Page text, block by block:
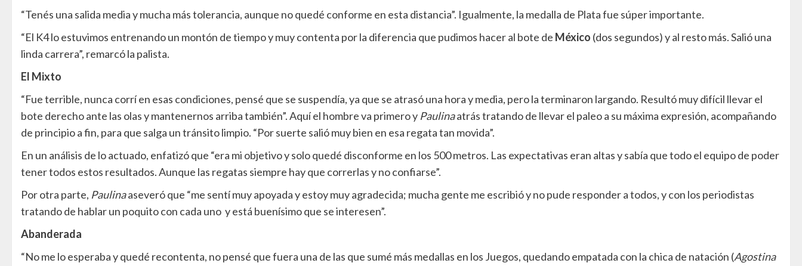
“Tenés una salida media y mucha más tolerancia, aunque no quedé conforme en esta distancia”. Igualmente, la medalla de Plata fue súper importante.
“El K4 lo estuvimos entrenando un montón de tiempo y muy contenta por la diferencia que pudimos hacer al bote de México (dos segundos) y al resto más. Salió una
linda carrera”, remarcó la palista.
El Mixto
“Fue terrible, nunca corrí en esas condiciones, pensé que se suspendía, ya que se atrasó una hora y media, pero la terminaron largando. Resultó muy difícil llevar el
bote derecho ante las olas y mantenernos arriba también”. Aquí el hombre va primero y Paulinaatrás tratando de llevar el paleo a su máxima expresión, acompañando
de principio a fin, para que salga un tránsito limpio. “Por suerte salió muy bien en esa regata tan movida”.
En un análisis de lo actuado, enfatizó que “era mi objetivo y solo quedé disconforme en los 500 metros. Las expectativas eran altas y sabía que todo el equipo de poder
tener todos estos resultados. Aunque las regatas siempre hay que correrlas y no confiarse”.
Por otra parte, Paulinaaseveró que “me sentí muy apoyada y estoy muy agradecida; mucha gente me escribió y no pude responder a todos, y con los periodistas
tratando de hablar un poquito con cada uno y está buenísimo que se interesen”.
Abanderada
“No me lo esperaba y quedé recontenta, no pensé que fuera una de las que sumé más medallas en los Juegos, quedando empatada con la chica de natación (Agostina